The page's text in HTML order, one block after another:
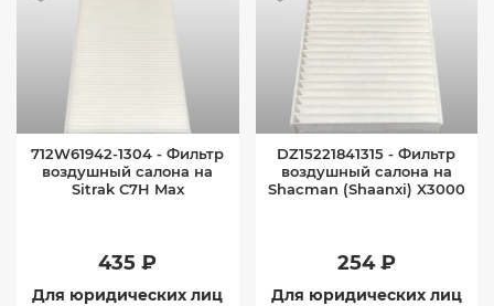
712W61942-1304 - Фильтр
воздушный салона на
Sitrak C7H Max
435 ₽
Для юридических лиц
DZ15221841315 - Фильтр
воздушный салона на
Shacman (Shaanxi) X3000
254 ₽
Для юридических лиц